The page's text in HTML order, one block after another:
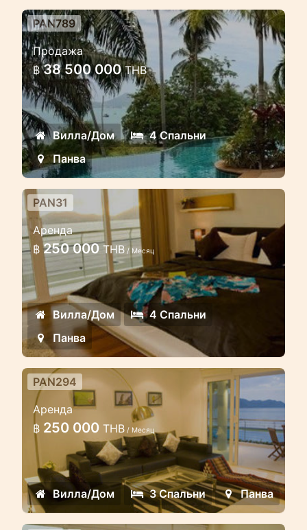
Эксклюзивная вилла с
панорамным видом на море,
горы и город. на мысе Панва
Эта эксклюзивная вилла в
европейском стиле расположена
всего в 30 метрах от пляжа
PAN789
Продажа
฿ 38 500 000THB
Вилла/Дом
4 Спальни
Панва
4 спальная вилла -люкс на
берегу
Эта вилла находится на третьем
уровне комплекса, и благодаря этому
морской бриз постоянно освежает
помещение
PAN31
Аренда
฿ 250 000THB / Месяц
Вилла/Дом
4 Спальни
Панва
3 спальная вилла на берегу в
райне Панва
Эта вилла на берегу расположена в
охраняемом комплексе вилл на
самом низком уровне с прямым
доступом к общиму бассейну
PAN294
Аренда
฿ 250 000 THB / Месяц
Вилла/Дом 3 Спальни Панва